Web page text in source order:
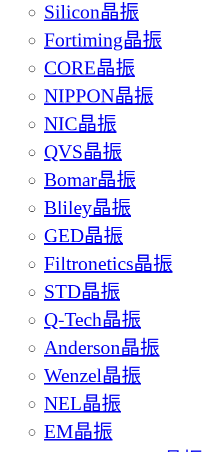
Silicon晶振
Fortiming晶振
CORE晶振
NIPPON晶振
NIC晶振
QVS晶振
Bomar晶振
Bliley晶振
GED晶振
Filtronetics晶振
STD晶振
Q-Tech晶振
Anderson晶振
Wenzel晶振
NEL晶振
EM晶振